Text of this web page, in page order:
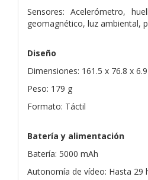
Sensores: Acelerómetro,
geomagnético, luz ambiental,
Diseño
Dimensiones: 161.5 x 76.8 x
Peso: 179 g
Formato: Táctil
Batería y alimentación
Batería: 5000 mAh
Autonomía de vídeo: Hasta 29